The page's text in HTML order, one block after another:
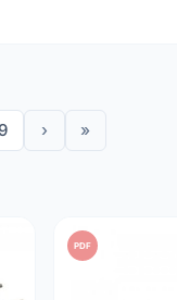
› »
PDF